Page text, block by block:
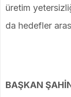
üretim
da hedefler
BAŞKAN